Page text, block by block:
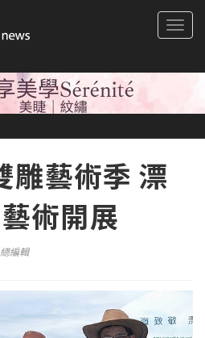
雕藝術季 漂
術開展
總編輯